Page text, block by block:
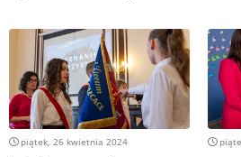
piątek, 26 kwietnia 2024